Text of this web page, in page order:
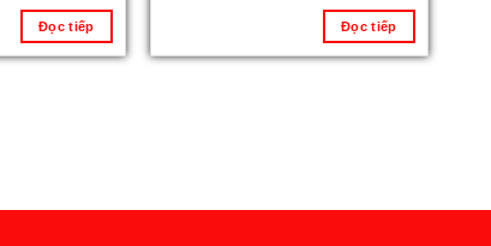
Đọc tiếp Đọc tiếp